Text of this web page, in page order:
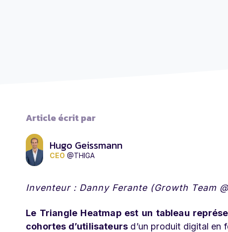
Article écrit par
Hugo Geissmann
CEO @THIGA
Inventeur : Danny Ferante (Growth Team
Le Triangle Heatmap est un tableau
cohortes d’utilisateurs d’un produit digital en